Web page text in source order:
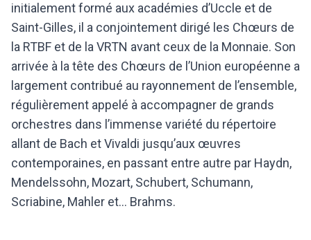
initialement formé aux académies d’Uccle et de
Saint-Gilles, il a conjointement dirigé les Chœurs de
la RTBF et de la VRTN avant ceux de la Monnaie. Son
arrivée à la tête des Chœurs de l’Union européenne a
largement contribué au rayonnement de l’ensemble,
régulièrement appelé à accompagner de grands
orchestres dans l’immense variété du répertoire
allant de Bach et Vivaldi jusqu’aux œuvres
contemporaines, en passant entre autre par Haydn,
Mendelssohn, Mozart, Schubert, Schumann,
Scriabine, Mahler et… Brahms.